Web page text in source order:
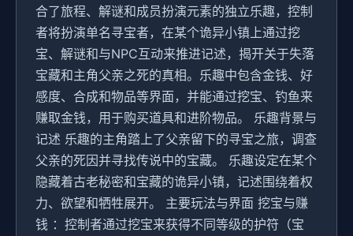
合了旅程、解谜和成员扮演元素的独立乐趣，控制
者将扮演单名寻宝者，在某个诡异小镇上通过挖
宝、解谜和与NPC互动来推进记述，揭开关于失落
宝藏和主角父亲之死的真相。乐趣中包含金钱、好
感度、合成和物品等界面，并能通过挖宝、钓鱼来
赚取金钱，用于购买道具和进阶物品。 乐趣背景与
记述 乐趣的主角踏上了父亲留下的寻宝之旅，调查
父亲的死因并寻找传说中的宝藏。 乐趣设定在某个
隐藏着古老秘密和宝藏的诡异小镇，记述围绕着权
力、欲望和牺牲展开。 主要玩法与界面 挖宝与赚
钱 ：控制者通过挖宝来获得不同等级的护符（宝